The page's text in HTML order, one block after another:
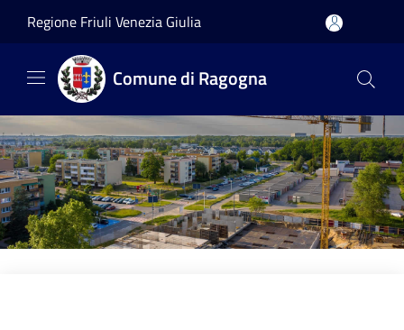
Regione Friuli Venezia Giulia
Comune di Ragogna